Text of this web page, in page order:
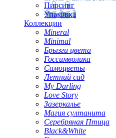
Пирсинг
Упаковка
Коллекции
Mineral
Minimal
Брызги цвета
Госсимволика
Самоцветы
Летний сад
My Darling
Love Story
Зазеркалье
Магия султанита
Серебряная Птица
Black&White